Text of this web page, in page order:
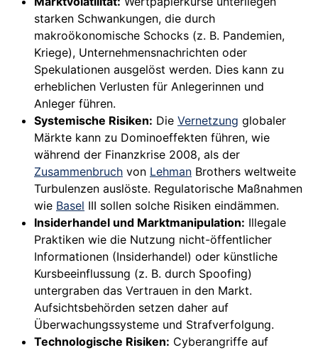
starken Schwankungen, die durch
makroökonomische Schocks (z. B. Pandemien,
Kriege), Unternehmensnachrichten oder
Spekulationen ausgelöst werden. Dies kann zu
erheblichen Verlusten für Anlegerinnen und
Anleger führen.
Systemische Risiken: Die Vernetzung globaler
Märkte kann zu Dominoeffekten führen, wie
während der Finanzkrise 2008, als der
Zusammenbruch von Lehman Brothers weltweite
Turbulenzen auslöste. Regulatorische Maßnahmen
wie Basel III sollen solche Risiken eindämmen.
Insiderhandel und Marktmanipulation: Illegale
Praktiken wie die Nutzung nicht-öffentlicher
Informationen (Insiderhandel) oder künstliche
Kursbeeinflussung (z. B. durch Spoofing)
untergraben das Vertrauen in den Markt.
Aufsichtsbehörden setzen daher auf
Überwachungssysteme und Strafverfolgung.
Technologische Risiken: Cyberangriffe auf